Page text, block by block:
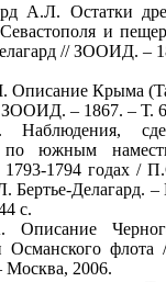
А.Л. Остатки
Севастополя и
// ЗООИД. –
Описание Крыма
– 1867. – Т.
Наблюдения,
по южным
1793-1794 годах /
Бертье-Делагард.
с.
Описание
Османского
2006.